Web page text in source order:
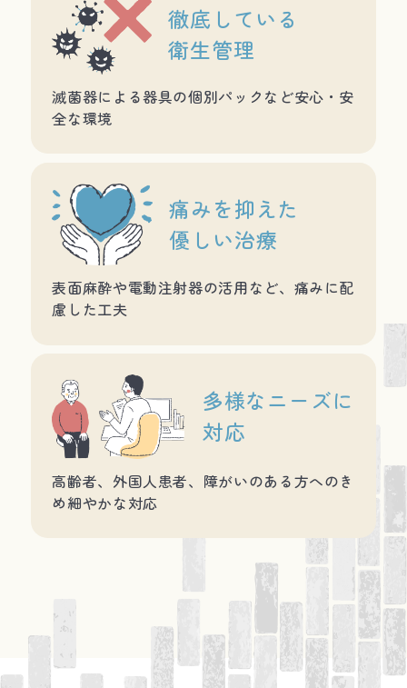
徹底している
衛生管理
滅菌器による器具の個別パックなど安心・安
全な環境
痛みを抑えた
優しい治療
表面麻酔や電動注射器の活用など、痛みに配
慮した工夫
多様なニーズに
対応
高齢者、外国人患者、障がいのある方へのき
め細やかな対応